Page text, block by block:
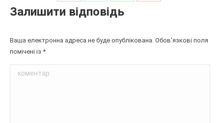
на
на
на
Залишити відповідь
Ваша електронна адреса не буде опублікована. Обов'язкові поля
помічені із *
коментар